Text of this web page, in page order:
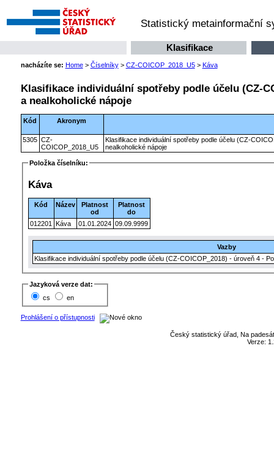
Statistický metainformační
Klasifikace
nacházíte se: Home> Číselníky> CZ-COICOP_2018_U5> Káva
Klasifikace individuální spotřeby podle účelu (CZ-
a nealkoholické nápoje
Kód Akronym
5305 CZ-
COICOP_2018_U5
Klasifikace individuální spotřeby podle účelu (CZ-
nealkoholické nápoje
Položka číselníku:
Káva
Kód Název
Platnost
od
Platnost
do
012201
Káva 01.01.2024 09.09.9999
Vazby
Klasifikace individuální spotřeby podle účelu (CZ-COICOP_2018) - úroveň 4 -
Jazyková verze dat:
cs
en
Prohlášení o přístupnosti
Český statistický úřad, Na
Verze: